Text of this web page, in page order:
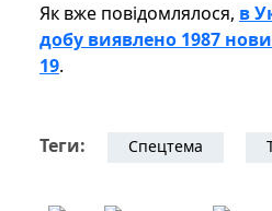
Як вже повідомлялося, в
добу виявлено 1987
19.
Теги: Спецтема